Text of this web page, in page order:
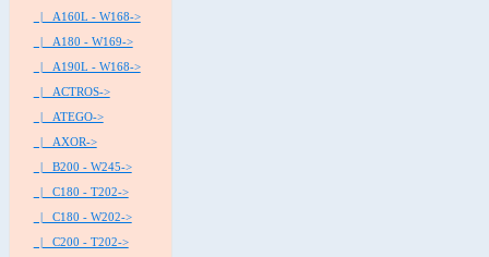
|_ A160L - W168->
|_ A180 - W169->
|_ A190L - W168->
|_ ACTROS->
|_ ATEGO->
|_ AXOR->
|_ B200 - W245->
|_ C180 - T202->
|_ C180 - W202->
|_ C200 - T202->